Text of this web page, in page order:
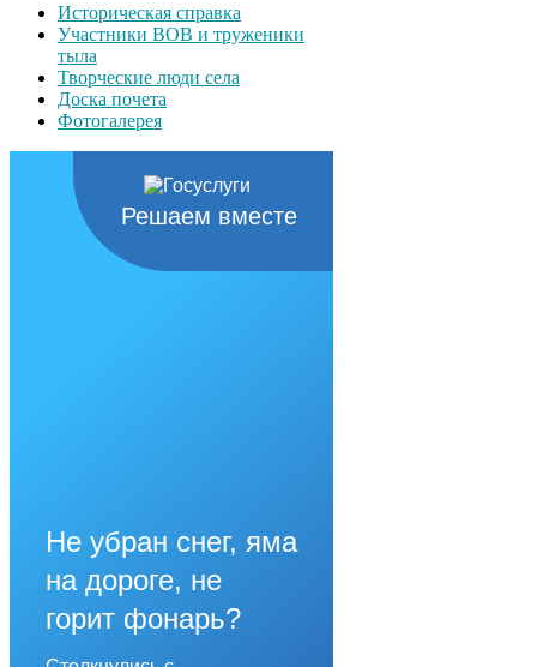
Историческая справка
Участники ВОВ и труженики
тыла
Творческие люди села
Доска почета
Фотогалерея
Решаем вместе
Не убран снег, яма
на дороге, не
горит фонарь?